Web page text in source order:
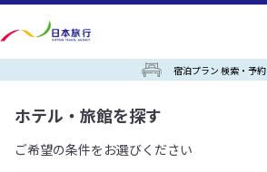
宿泊プラン 検索・予約
ホテル・旅館を探す
ご希望の条件をお選びください